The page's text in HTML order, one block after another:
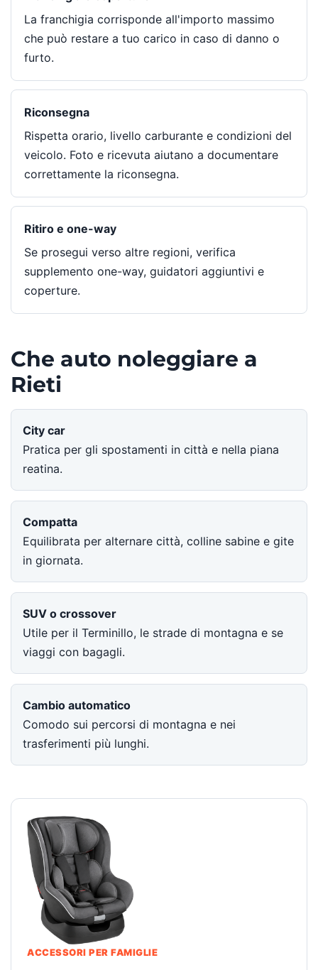
La franchigia corrisponde all'importo massimo
che può restare a tuo carico in caso di danno o
furto.
Riconsegna
Rispetta orario, livello carburante e condizioni del
veicolo. Foto e ricevuta aiutano a documentare
correttamente la riconsegna.
Ritiro e one-way
Se prosegui verso altre regioni, verifica
supplemento one-way, guidatori aggiuntivi e
coperture.
Che auto noleggiare a
Rieti
City car
Pratica per gli spostamenti in città e nella piana
reatina.
Compatta
Equilibrata per alternare città, colline sabine e gite
in giornata.
SUV o crossover
Utile per il Terminillo, le strade di montagna e se
viaggi con bagagli.
Cambio automatico
Comodo sui percorsi di montagna e nei
trasferimenti più lunghi.
ACCESSORI PER FAMIGLIE